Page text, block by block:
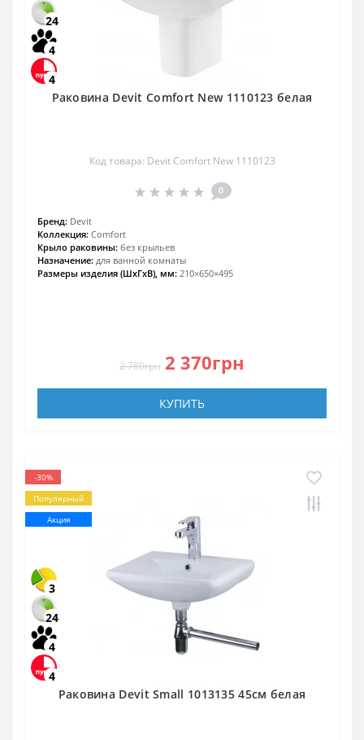
24
4
4
Раковина Devit Comfort New 1110123 белая
Код товара: Devit Comfort New 1110123
0
Бренд: Devit
Коллекция: Comfort
Крыло раковины: без крыльев
Назначение: для ванной комнаты
Размеры изделия (ШхГхВ), мм: 210×650×495
2 780грн 2 370грн
КУПИТЬ
-30%
Популярный
Акция
3
24
4
4
Раковина Devit Small 1013135 45см белая